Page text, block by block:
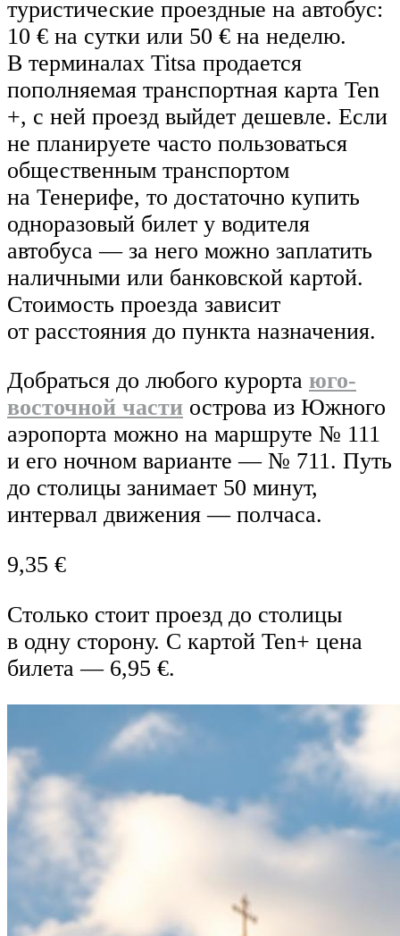
туристические проездные на автобус:
10 € на сутки или 50 € на неделю.
В терминалах Titsa продается
пополняемая транспортная карта Ten
+, с ней проезд выйдет дешевле. Если
не планируете часто пользоваться
общественным транспортом
на Тенерифе, то достаточно купить
одноразовый билет у водителя
автобуса — за него можно заплатить
наличными или банковской картой.
Стоимость проезда зависит
от расстояния до пункта назначения.
Добраться до любого курорта юго-
восточной части острова из Южного
аэропорта можно на маршруте № 111
и его ночном варианте — № 711. Путь
до столицы занимает 50 минут,
интервал движения — полчаса.
9,35 €
Столько стоит проезд до столицы
в одну сторону. С картой Ten+ цена
билета — 6,95 €.